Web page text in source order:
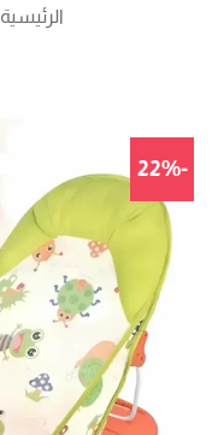
الرئيسية
-22%